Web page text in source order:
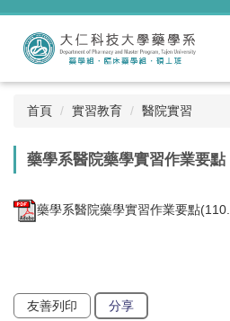
跳
內
首頁 實習教育 醫院實習
藥學系醫院藥學實習作業要點
藥學系醫院藥學實習作業要點
友善列印 分享